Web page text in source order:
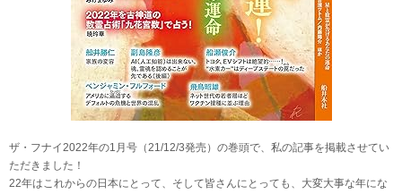
ザ・フナイ2022年の1月号（21/12/3発売）の巻頭で、私の記事を掲載させてい
ただきました！
22年はこれからの日本にとって、そして皆さんにとっても、大変大事な年にな